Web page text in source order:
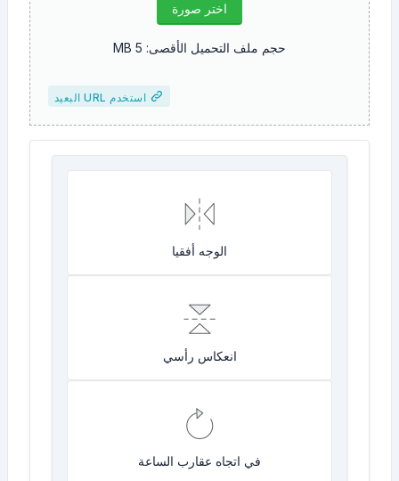
اختر صورة
حجم ملف التحميل الأقصى: 5 MB
استخدم URL البعيد
الوجه أفقيا
انعكاس رأسي
في اتجاه عقارب الساعة